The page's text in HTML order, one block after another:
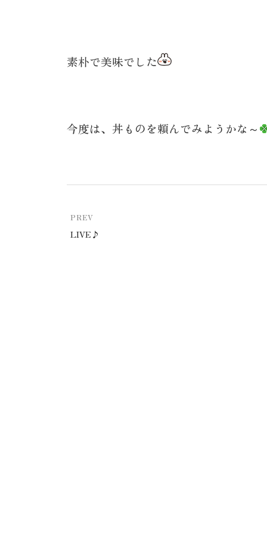
素朴で美味でした
今度は、丼ものを頼んでみようかな～
PREV
LIVE♪